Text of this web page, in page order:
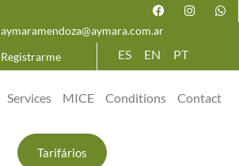
aymaramendoza@aymara.com.ar
Registrarme ES EN PT
Services MICE Conditions Contact
Tarifários